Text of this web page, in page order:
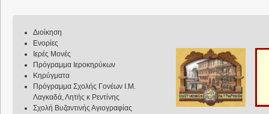
Διοίκηση
Ενορίες
Ιερές Μονές
Πρόγραμμα Ιεροκηρύκων
Κηρύγματα
Πρόγραμμα Σχολής Γονέων Ι.Μ.
Λαγκαδά, Λητής κ Ρεντίνης
Σχολή Βυζαντινής Αγιογραφίας